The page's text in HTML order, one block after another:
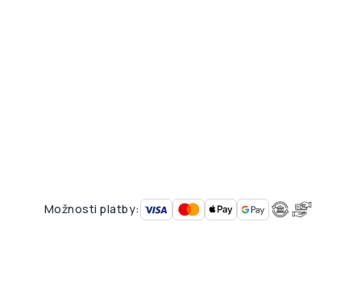
Možnosti platby: